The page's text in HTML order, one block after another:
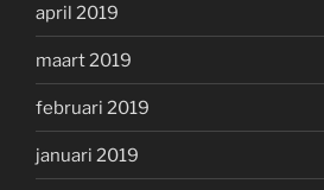
april 2019
maart 2019
februari 2019
januari 2019